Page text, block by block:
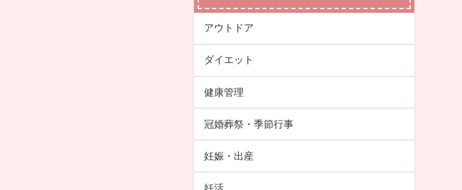
アウトドア
ダイエット
健康管理
冠婚葬祭・季節行事
妊娠・出産
妊活